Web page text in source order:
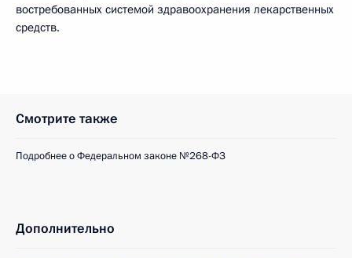
востребованных системой здравоохранения лекарственных
средств.
Смотрите также
Подробнее о Федеральном законе №268-ФЗ
Дополнительно